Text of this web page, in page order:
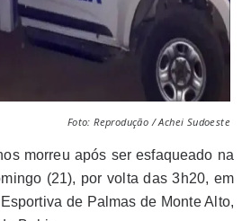
Foto: Reprodução / Achei Sudoeste
morreu após ser esfaqueado na
(21), por volta das 3h20, em
de Palmas de Monte Alto,